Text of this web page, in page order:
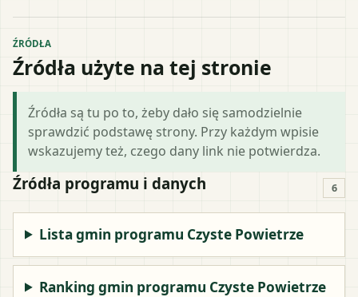
ŹRÓDŁA
Źródła użyte na tej stronie
Źródła są tu po to, żeby dało się samodzielnie
sprawdzić podstawę strony. Przy każdym wpisie
wskazujemy też, czego dany link nie potwierdza.
Źródła programu i danych 6
Lista gmin programu Czyste Powietrze
Ranking gmin programu Czyste Powietrze